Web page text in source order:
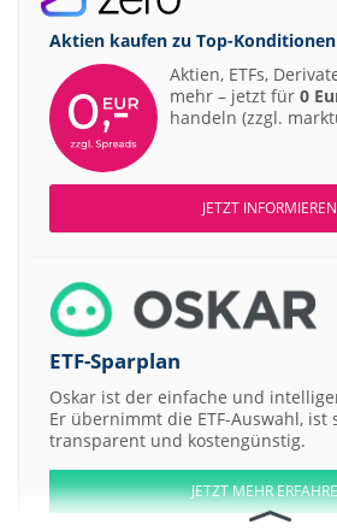
Aktien kaufen zu Top-Konditionen
Aktien, ETFs,
mehr – jetzt für 0
handeln (zzgl.
JETZT INFORMIEREN
ETF-Sparplan
Oskar ist der einfache und
Er übernimmt die ETF-Auswahl, ist
transparent und kostengünstig.
JETZT MEHR